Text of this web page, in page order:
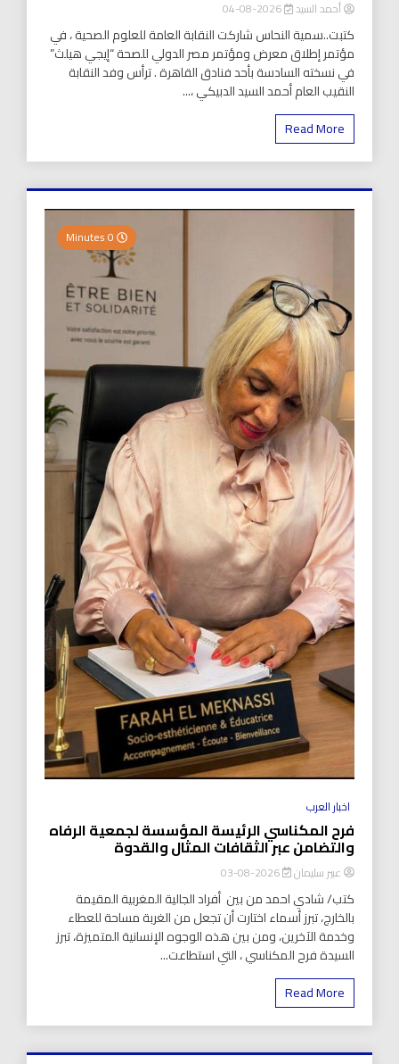
أحمد السيد 2026-08-04
كتبت..سمية النحاس شاركت النقابة العامة للعلوم الصحية ، في
مؤتمر إطلاق معرض ومؤتمر مصر الدولي للصحة “إيجي هيلث”
في نسخته السادسة بأحد فنادق القاهرة . ترأس وفد النقابة
النقيب العام أحمد السيد الدبيكي ،...
Read More
اخبار العرب
فرح المكناسي الرئيسة المؤسسة لجمعية الرفاه
والتضامن عبر الثقافات المثال والقدوة
عبير سليمان 2026-08-03
كتب/ شادي احمد من بين أفراد الجالية المغربية المقيمة
بالخارج، تبرز أسماء اختارت أن تجعل من الغربة مساحة للعطاء
وخدمة الآخرين، ومن بين هذه الوجوه الإنسانية المتميزة، تبرز
السيدة فرح المكناسي ، التي استطاعت...
Read More